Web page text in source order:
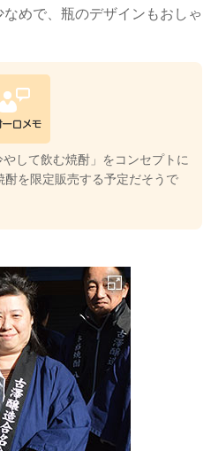
めで、瓶のデザインもおしゃ
して飲む焼酎」をコンセプトに
酎を限定販売する予定だそうで